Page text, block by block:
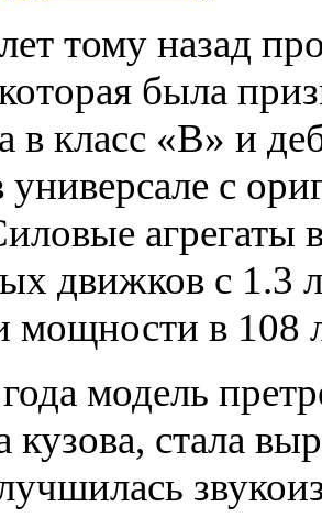
тому назад
была
в класс «В» и
универсале с
агрегаты
движков с 1.3
мощности в 108
модель
кузова, стала